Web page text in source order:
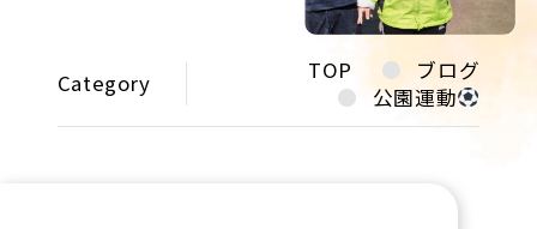
Category TOP
ブログ
公園運動